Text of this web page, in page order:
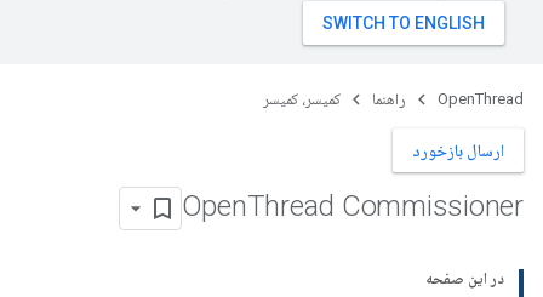
OpenThread راهنما کمیسر، کمیسر
ارسال بازخورد
OpenThread Commissioner
در این صفحه